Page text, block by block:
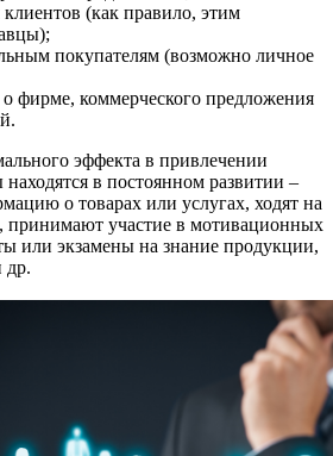
клиентов (как правило, этим
покупателям (возможно личное
фирме, коммерческого предложения
эффекта в привлечении
в постоянном развитии –
о товарах или услугах, ходят на
принимают участие в мотивационных
или экзамены на знание продукции,
др.